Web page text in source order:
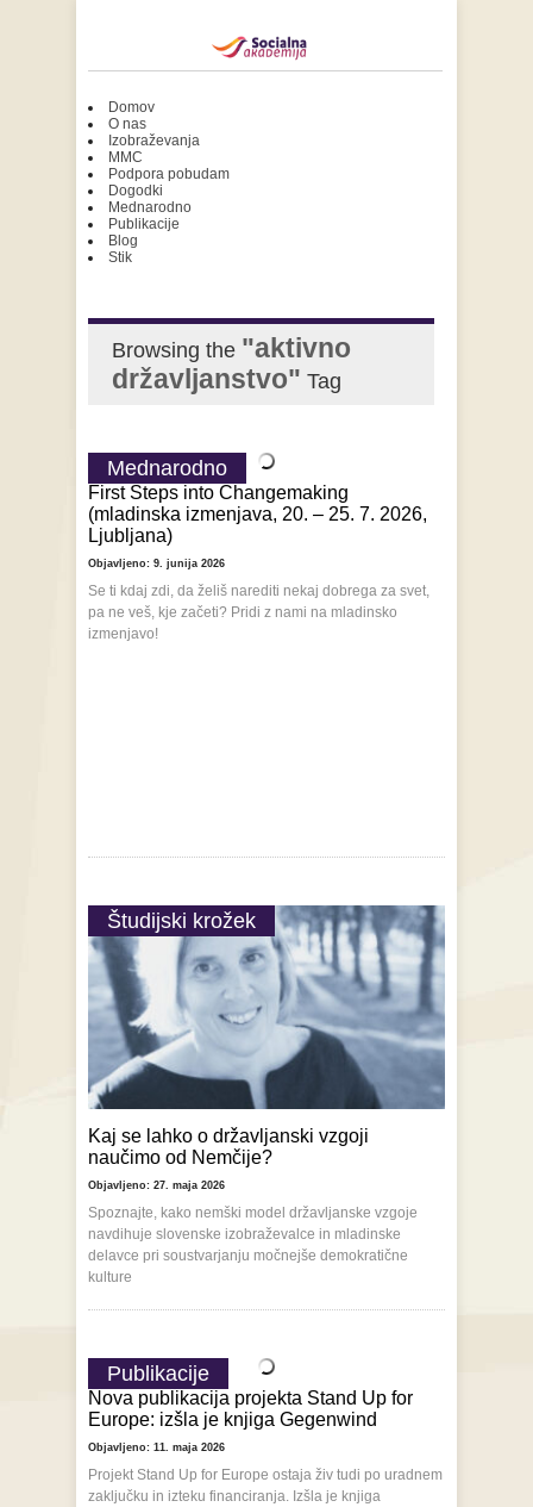
Domov
O nas
Izobraževanja
MMC
Podpora pobudam
Dogodki
Mednarodno
Publikacije
Blog
Stik
Browsing the "aktivno
državljanstvo" Tag
Mednarodno
First Steps into Changemaking
(mladinska izmenjava, 20. – 25. 7. 2026,
Ljubljana)
Objavljeno: 9. junija 2026
Se ti kdaj zdi, da želiš narediti nekaj dobrega za svet,
pa ne veš, kje začeti? Pridi z nami na mladinsko
izmenjavo!
Študijski krožek
Kaj se lahko o državljanski vzgoji
naučimo od Nemčije?
Objavljeno: 27. maja 2026
Spoznajte, kako nemški model državljanske vzgoje
navdihuje slovenske izobraževalce in mladinske
delavce pri soustvarjanju močnejše demokratične
kulture
Publikacije
Nova publikacija projekta Stand Up for
Europe: izšla je knjiga Gegenwind
Objavljeno: 11. maja 2026
Projekt Stand Up for Europe ostaja živ tudi po uradnem
zaključku in izteku financiranja. Izšla je knjiga